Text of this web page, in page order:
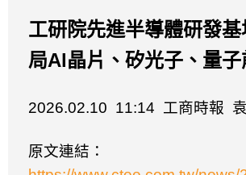
工研院先進半導體研發
局Al晶片、矽光子、量
2026.02.10 11:14 工商時報
原文連結：